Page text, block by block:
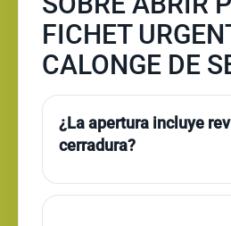
FICHET
CALONGE DE
¿La apertura incluye
cerradura?